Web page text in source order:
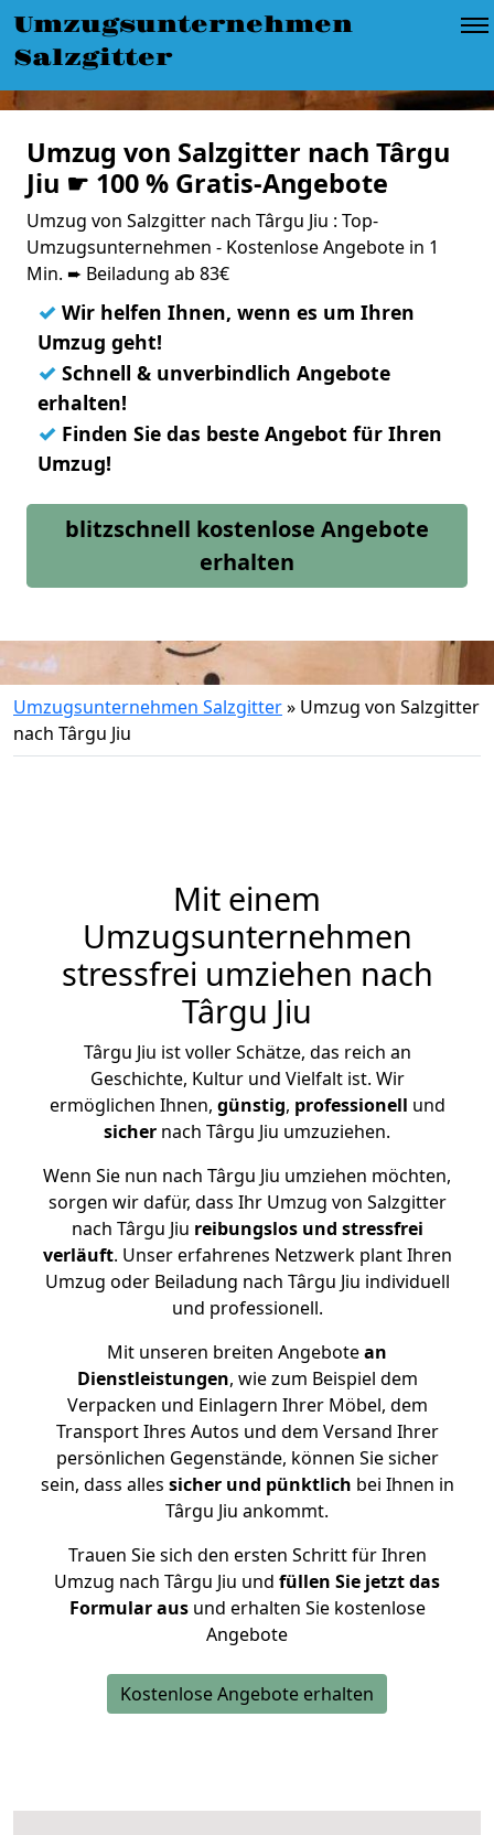
Umzugsunternehmen
Salzgitter
Umzug von Salzgitter nach Târgu
Jiu ☛ 100 % Gratis-Angebote
Umzug von Salzgitter nach Târgu Jiu : Top-
Umzugsunternehmen - Kostenlose Angebote in 1
Min. ➨ Beiladung ab 83€
✓ Wir helfen Ihnen, wenn es um Ihren
Umzug geht!
✓ Schnell & unverbindlich Angebote
erhalten!
✓ Finden Sie das beste Angebot für Ihren
Umzug!
blitzschnell kostenlose Angebote
erhalten
Umzugsunternehmen Salzgitter» Umzug von Salzgitter
nach Târgu Jiu
Mit einem
Umzugsunternehmen
stressfrei umziehen nach
Târgu Jiu
Târgu Jiu ist voller Schätze, das reich an
Geschichte, Kultur und Vielfalt ist. Wir
ermöglichen Ihnen, günstig, professionell und
sicher nach Târgu Jiu umzuziehen.
Wenn Sie nun nach Târgu Jiu umziehen möchten,
sorgen wir dafür, dass Ihr Umzug von Salzgitter
nach Târgu Jiu reibungslos und stressfrei
verläuft. Unser erfahrenes Netzwerk plant Ihren
Umzug oder Beiladung nach Târgu Jiu individuell
und professionell.
Mit unseren breiten Angebotean
Dienstleistungen, wie zum Beispiel dem
Verpacken und Einlagern Ihrer Möbel, dem
Transport Ihres Autos und dem Versand Ihrer
persönlichen Gegenstände, können Sie sicher
sein, dass alles sicher und pünktlich bei Ihnen in
Târgu Jiu ankommt.
Trauen Sie sich den ersten Schritt für Ihren
Umzug nach Târgu Jiu und füllen Sie jetzt das
Formular ausund erhalten Sie kostenlose
Angebote
Kostenlose Angebote erhalten